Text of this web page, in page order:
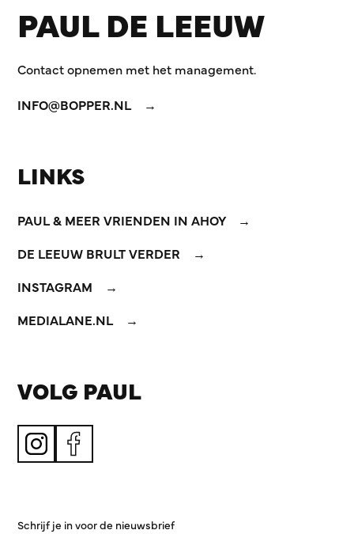
PAUL DE LEEUW
Contact opnemen met het management.
INFO@BOPPER.NL
LINKS
PAUL & MEER VRIENDEN IN AHOY
DE LEEUW BRULT VERDER
INSTAGRAM
MEDIALANE.NL
VOLG PAUL
Schrijf je in voor de nieuwsbrief